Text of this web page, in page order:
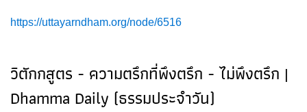
https://uttayarndham.org/node/6516
วิตักกสูตร - ความตรึกที่พึงตรึก - ไม่พึงตรึก |
Dhamma Daily (ธรรมประจำวัน)